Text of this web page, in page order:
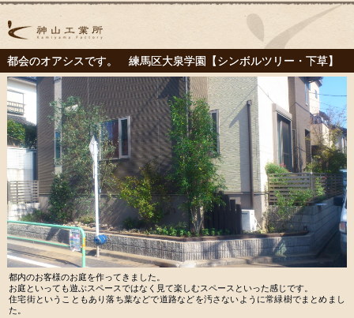
都会のオアシスです。 練馬区大泉学園【シンボルツリー・下草】
都内のお客様のお庭を作ってきました。
お庭といっても遊ぶスペースではなく見て楽しむスペースといった感じです。
住宅街ということもあり落ち葉などで道路などを汚さないように常緑樹でまとめまし
た。